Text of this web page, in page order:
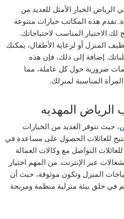
الرياض الخيار الأمثل للعديد من
تقدم هذه المكاتب خيارات متنوعة
لك الاختيار المناسب لاحتياجاتك.
المنزل أو لرعاية الأطفال، يمكنك
إضافة إلى ذلك، فإن هذه
ضرورية حول كل عاملة، مما
المناسبة لمنزلك.
المهديه
، حيث تتوفر العديد من الخيارات
للعائلات الحصول على مساعدة في
التواصل مع وكالات العمالة
عبر الإنترنت. من المهم اختيار
المنزل وتكون موثوقة، حيث أن
في خلق بيئة منزلية منظمة ومريحة